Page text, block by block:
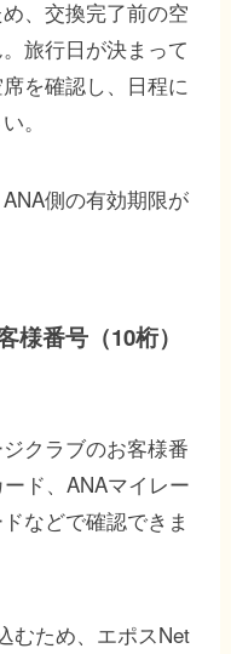
、交換完了前の空
旅行日が決まって
を確認し、日程に
。
側の有効期限が
番号（10桁）
クラブのお客様番
ド、ANAマイレー
などで確認できま
むため、エポスNet